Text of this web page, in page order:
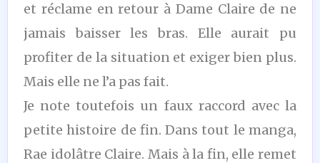
et réclame en retour à Dame Claire de ne
jamais baisser les bras. Elle aurait pu
profiter de la situation et exiger bien plus.
Mais elle ne l’a pas fait.
Je note toutefois un faux raccord avec la
petite histoire de fin. Dans tout le manga,
Rae idolâtre Claire. Mais à la fin, elle remet